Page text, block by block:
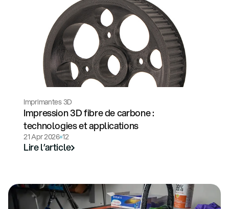
Imprimantes 3D
Impression 3D fibre de carbone :
technologies et applications
21 Apr 2026 12
Lire l’article